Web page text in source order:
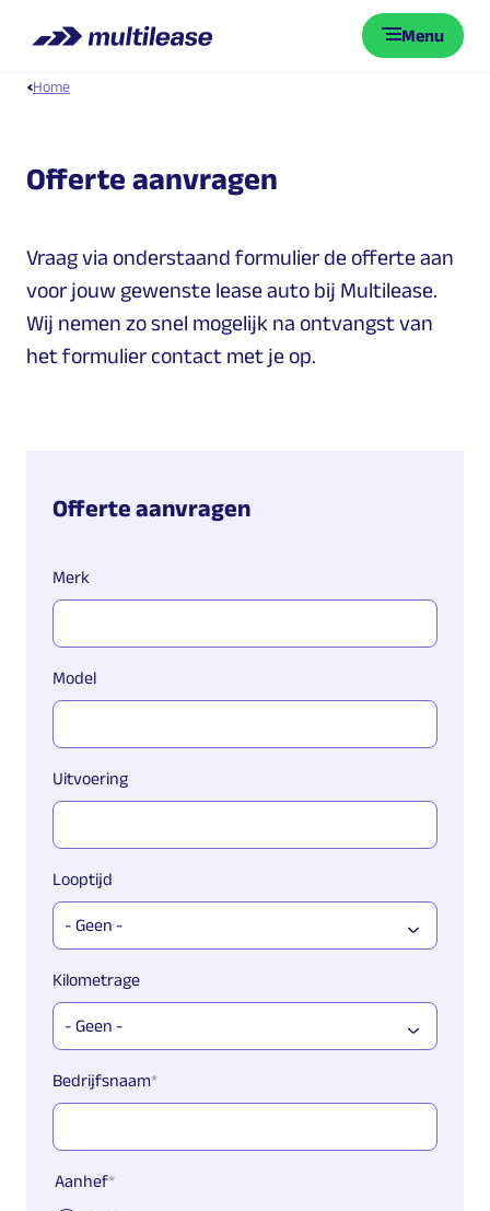
Menu
Home
Offerte aanvragen
Vraag via onderstaand formulier de offerte aan
voor jouw gewenste lease auto bij Multilease.
Wij nemen zo snel mogelijk na ontvangst van
het formulier contact met je op.
Offerte aanvragen
Merk
Model
Uitvoering
Looptijd
Kilometrage
Bedrijfsnaam
Aanhef